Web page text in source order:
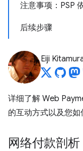
注意事项：PSP
后续步骤
Eiji
详细了解 Web
的互动方式以及您如
网络付款剖析